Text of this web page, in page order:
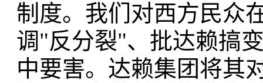
制度。我们对西方民众
调"反分裂"、批达赖搞
中要害。达赖集团将其